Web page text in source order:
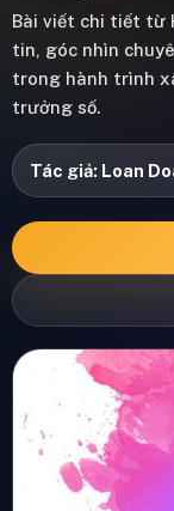
Bài viết chi tiết từ
tin, góc nhìn
trong hành trình
trưởng số.
Tác giả: Loan